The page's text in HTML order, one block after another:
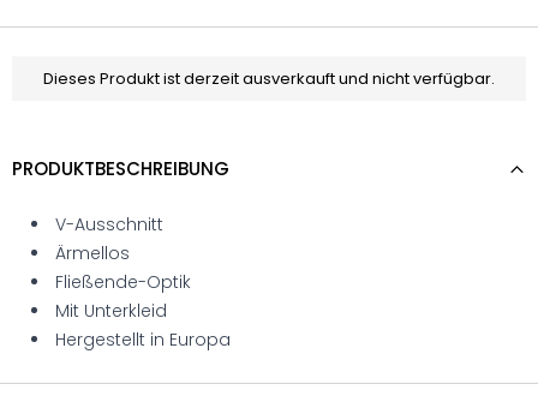
Dieses Produkt ist derzeit ausverkauft und nicht verfügbar.
PRODUKTBESCHREIBUNG
V-Ausschnitt
Ärmellos
Fließende-Optik
Mit Unterkleid
Hergestellt in Europa